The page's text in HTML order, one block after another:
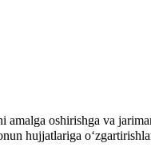
oshirishga va
hujjatlariga